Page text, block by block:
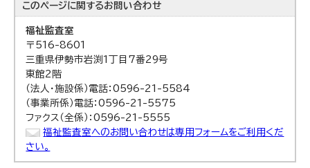
このページに関するお問い合わせ
福祉監査室
〒516-8601
三重県伊勢市岩渕1丁目7番29号
東館2階
（法人・施設係）電話：0596-21-5584
（事業所係）電話：0596-21-5575
ファクス（全係）：0596-21-5555
福祉監査室へのお問い合わせは専用フォームをご利用くだ
さい。